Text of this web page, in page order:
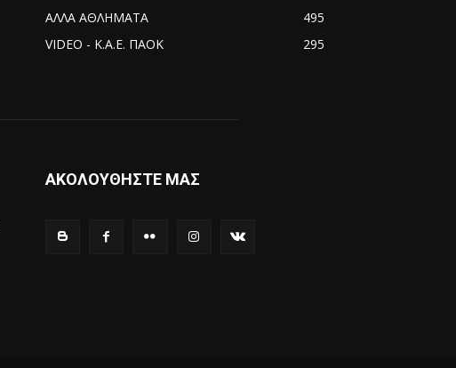
ΑΛΛΑ ΑΘΛΗΜΑΤΑ
495
VIDEO - Κ.Α.Ε. ΠΑΟΚ
295
ΑΚΟΛΟΥΘΗΣΤΕ ΜΑΣ